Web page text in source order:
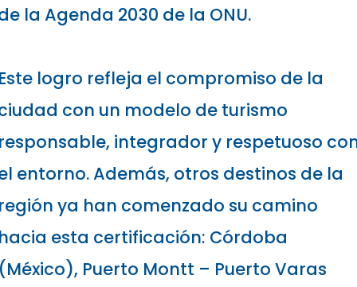
la Agenda 2030 de la ONU.
logro refleja el compromiso de la
con un modelo de turismo
integrador y respetuoso
entorno. Además, otros destinos de la
ya han comenzado su camino
esta certificación: Córdoba
Puerto Montt – Puerto Varas